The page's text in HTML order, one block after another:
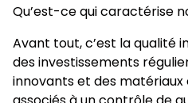
Qu’est-ce qui caractérise
Avant tout, c’est la qualité
des investissements
innovants et des matériaux